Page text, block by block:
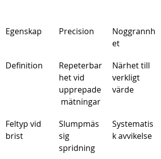
Egenskap Precision
Noggrannh
et
Definition
Repeterbar
het vid
upprepade
mätningar
Närhet till
verkligt
värde
Feltyp vid
brist
Slumpmäs
sig
spridning
Systematis
k avvikelse